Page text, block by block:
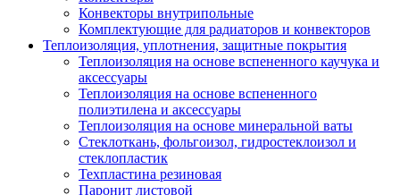
Конвекторы внутрипольные
Комплектующие для радиаторов и конвекторов
Теплоизоляция, уплотнения, защитные покрытия
Теплоизоляция на основе вспененного каучука и
аксессуары
Теплоизоляция на основе вспененного
полиэтилена и аксессуары
Теплоизоляция на основе минеральной ваты
Стеклоткань, фольгоизол, гидростеклоизол и
стеклопластик
Техпластина резиновая
Паронит листовой